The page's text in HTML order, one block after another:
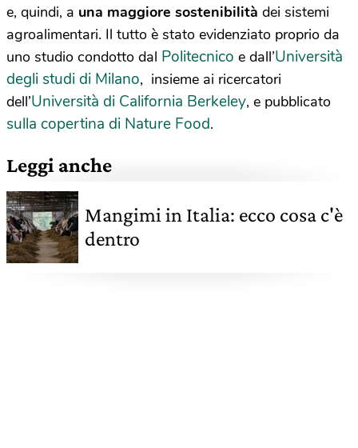
e, quindi, a una maggiore sostenibilità dei sistemi
agroalimentari. Il tutto è stato evidenziato proprio da
uno studio condotto dal Politecnico e dall’Università
degli studi di Milano, insieme ai ricercatori
dell’Università di California Berkeley, e pubblicato
sulla copertina di Nature Food.
Leggi anche
Mangimi in Italia: ecco cosa c'è
dentro